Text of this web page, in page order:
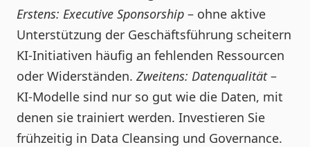
Erstens: Executive Sponsorship – ohne aktive
Unterstützung der Geschäftsführung scheitern
KI-Initiativen häufig an fehlenden Ressourcen
oder Widerständen. Zweitens: Datenqualität–
KI-Modelle sind nur so gut wie die Daten, mit
denen sie trainiert werden. Investieren Sie
frühzeitig in Data Cleansing und Governance.